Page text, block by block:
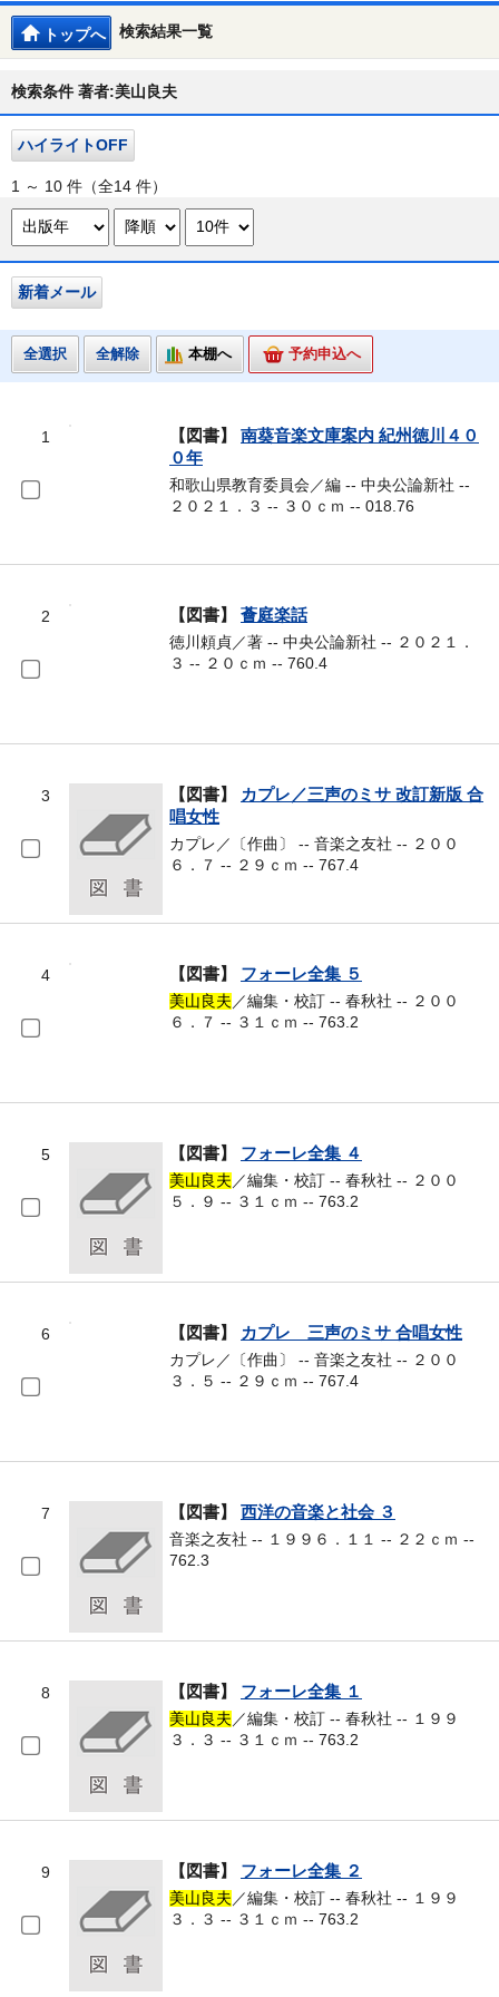
検索結果一覧
トップへ
検索条件 著者:美山良夫
ハイライトOFF
1 ～ 10 件（全14 件）
新着メール
全選択 全解除 本棚へ 予約申込へ
1 【図書】
南葵音楽文庫案内 紀州徳川４０
０年
和歌山県教育委員会／編 -- 中央公論新社 --
２０２１．３ -- ３０ｃｍ -- 018.76
2 【図書】 薈庭楽話
徳川頼貞／著 -- 中央公論新社 -- ２０２１．
３ -- ２０ｃｍ -- 760.4
3 【図書】
カプレ／三声のミサ 改訂新版 合
唱女性
カプレ／〔作曲〕 -- 音楽之友社 -- ２００
６．７ -- ２９ｃｍ -- 767.4
4 【図書】 フォーレ全集 ５
美山良夫 ／編集・校訂 -- 春秋社 -- ２００
６．７ -- ３１ｃｍ -- 763.2
5 【図書】 フォーレ全集 ４
美山良夫 ／編集・校訂 -- 春秋社 -- ２００
５．９ -- ３１ｃｍ -- 763.2
6 【図書】 カプレ 三声のミサ 合唱女性
カプレ／〔作曲〕 -- 音楽之友社 -- ２００
３．５ -- ２９ｃｍ -- 767.4
7 【図書】 西洋の音楽と社会 ３
音楽之友社 -- １９９６．１１ -- ２２ｃｍ --
762.3
8 【図書】 フォーレ全集 １
美山良夫 ／編集・校訂 -- 春秋社 -- １９９
３．３ -- ３１ｃｍ -- 763.2
9 【図書】 フォーレ全集 ２
美山良夫 ／編集・校訂 -- 春秋社 -- １９９
３．３ -- ３１ｃｍ -- 763.2